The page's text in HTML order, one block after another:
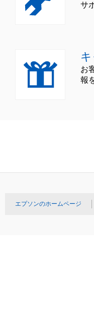
サ
お
報
エプソンのホームページ